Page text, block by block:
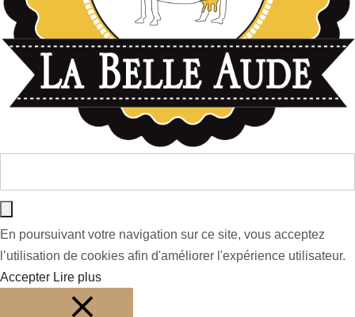
En poursuivant votre navigation sur ce site, vous acceptez
l’utilisation de cookies afin d'améliorer l'expérience utilisateur.
Accepter Lire plus